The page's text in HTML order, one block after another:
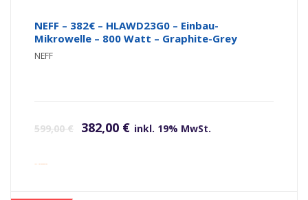
NEFF – 382€ – HLAWD23G0 – Einbau-
Mikrowelle – 800 Watt – Graphite-Grey
NEFF
599,00€ 382,00 € inkl. 19% MwSt.
inkl. Versandkosten